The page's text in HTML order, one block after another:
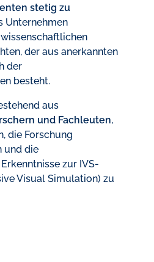
stetig zu
Unternehmen
der aus anerkannten
der
besteht.
aus
und Fachleuten,
die Forschung
und die
zur IVS-
Visual Simulation) zu